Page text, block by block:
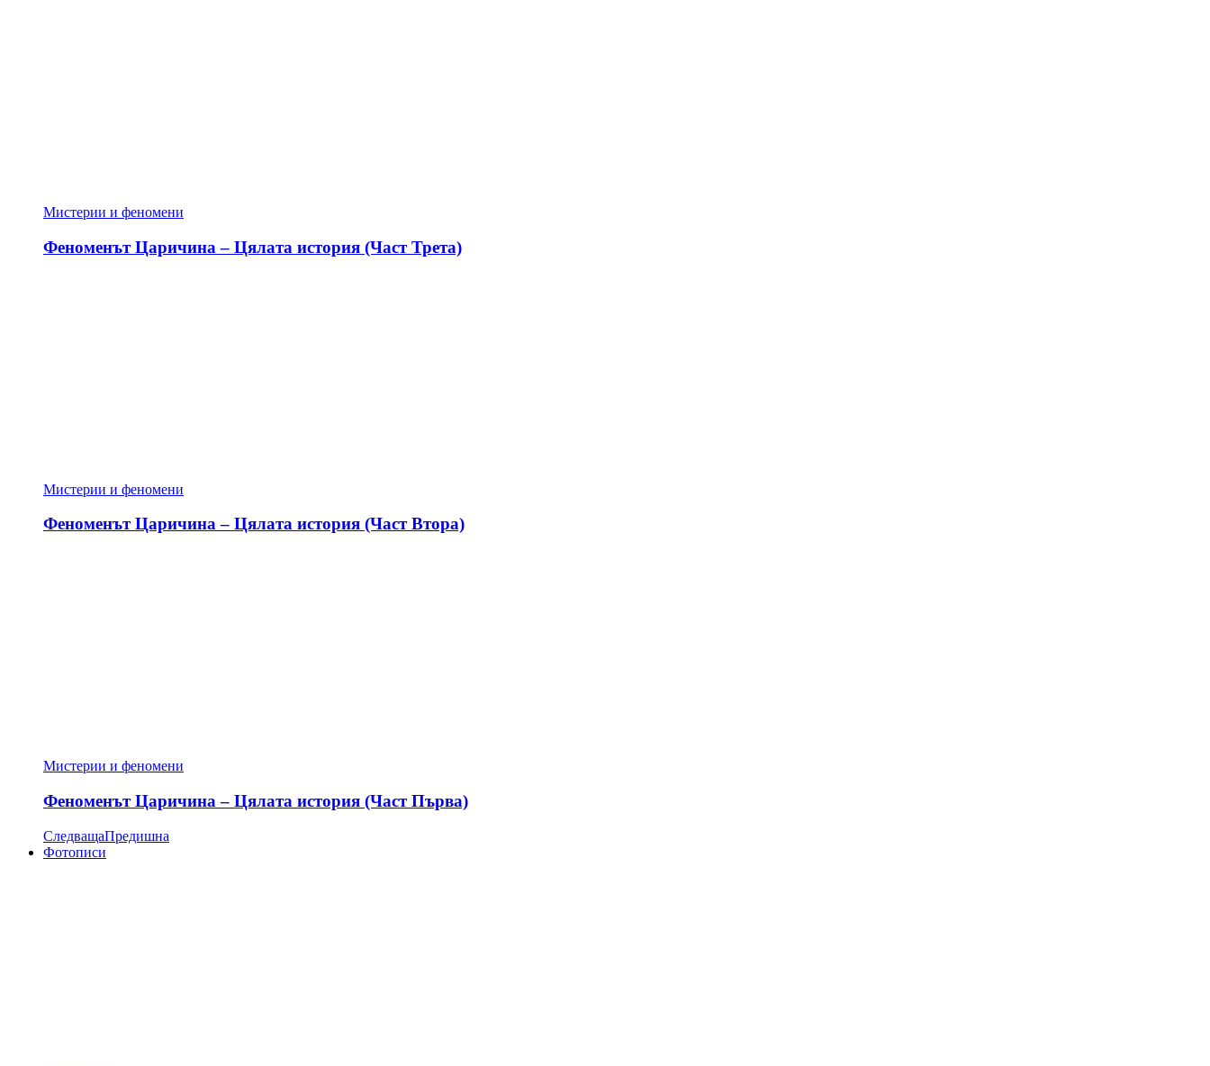
Мистерии и феномени
Феноменът Царичина – Цялата история (Част Трета)
Мистерии и феномени
Феноменът Царичина – Цялата история (Част Втора)
Мистерии и феномени
Феноменът Царичина – Цялата история (Част Първа)
СледващаПредишна
Фотописи